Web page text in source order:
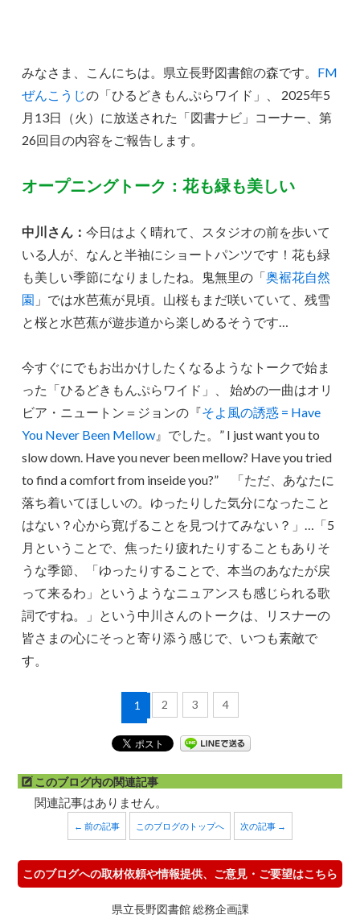
みなさま、こんにちは。県立長野図書館の森です。 FM
ぜんこうじの「ひるどきもんぷらワイド」、 2025年5
月13日（火）に放送された「図書ナビ」コーナー、第
26回目の内容をご報告します。
オープニングトーク：花も緑も美しい
中川さん：今日はよく晴れて、スタジオの前を歩いて
いる人が、なんと半袖にショートパンツです！花も緑
も美しい季節になりましたね。鬼無里の「奥裾花自然
園 」では水芭蕉が見頃。山桜もまだ咲いていて、残雪
と桜と水芭蕉が遊歩道から楽しめるそうです…
今すぐにでもお出かけしたくなるようなトークで始ま
った「ひるどきもんぷらワイド」、 始めの一曲はオリ
ビア・ニュートン＝ジョンの『そよ風の誘惑 = Have
You Never Been Mellow 』でした。” I just want you to
slow down. Have you never been mellow? Have you tried
to find a comfort from inseide you?” 「ただ、あなたに
落ち着いてほしいの。ゆったりした気分になったこと
はない？心から寛げることを見つけてみない？」…「5
月ということで、焦ったり疲れたりすることもありそ
うな季節、「ゆったりすることで、本当のあなたが戻
って来るわ」というようなニュアンスも感じられる歌
詞ですね。」という中川さんのトークは、リスナーの
皆さまの心にそっと寄り添う感じで、いつも素敵で
す。
1 2 3 4
このブログ内の関連記事
関連記事はありません。
← 前の記事 このブログのトップへ 次の記事 →
このブログへの取材依頼や情報提供、ご意見・ご要望はこちら
県立長野図書館 総務企画課